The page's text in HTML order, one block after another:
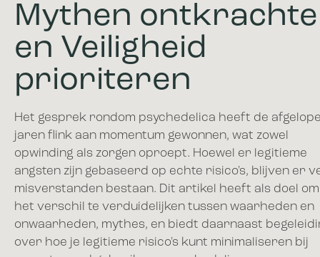
Mythen
en Veiligheid
prioriteren
Het gesprek rondom psychedelica heeft de
jaren flink aan momentum gewonnen, wat zowel
opwinding als zorgen oproept. Hoewel er legitieme
angsten zijn gebaseerd op echte risico's, blijven er
misverstanden bestaan. Dit artikel heeft als doel om
het verschil te verduidelijken tussen waarheden en
onwaarheden, mythes, en biedt daarnaast
over hoe je legitieme risico's kunt minimaliseren bij